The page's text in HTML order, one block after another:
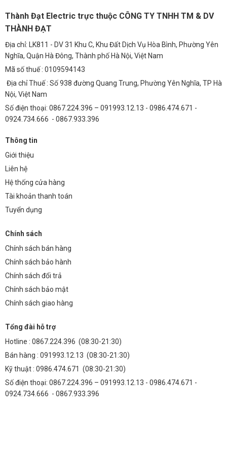
Đèn pha TDLF-MKH150 được chế tạo từ hợp kim nhôm ADC12, đảm
bảo khả năng tản nhiệt tối ưu và độ bền bỉ trong môi trường khắc
sáng trên 130lm/W, giúp tiết kiệm điện năng và tăng cường độ sáng.
Chỉ số hoàn màu (CRI) > 85, tái tạo màu sắc chân thực, giúp người
chơi nhìn rõ mọi chi tiết trên sân. Hệ số công suất (PF) > 0.9, đảm bảo
hiệu suất hoạt động ổn định và giảm thiểu tổn thất điện năng.
7. So Sánh Kinh Tế Sau 5 Năm
So sánh giữa đèn pha LED 150W (TDLF-MKH150) và đèn halogen
Chi phí đầu tư ban đầu:
nhiều.
Tiêu thụ điện năng:
đèn halogen.
thay thế và bảo trì.
Sau 5 năm sử dụng, tổng chi phí (bao gồm chi phí đầu tư, điện năng
và bảo trì) của đèn LED sẽ thấp hơn đáng kể so với đèn halogen,
mang lại lợi ích kinh tế vượt trội.
8. Ứng Dụng Mở Rộng
ứng dụng khác:
Đường liên thôn, đô thị:
Bãi xe: Cung cấp ánh sáng đầy đủ, giúp người dùng dễ dàng tìm vị
trí đỗ xe.
Khu công nghiệp:Chiếu sáng khu vực làm việc, kho bãi, đảm bảo
an toàn và hiệu quả công việc.
Thành Đạt Electric trực thuộc CÔNG TY TNHH TM & DV
THÀNH ĐẠT
Địa chỉ: LK811 - DV 31 Khu C, Khu Đất Dịch Vụ Hòa Bình, Phường Yên
Nghĩa, Quận Hà Đông, Thành phố Hà Nội, Việt Nam
Mã số thuế : 0109594143
Địa chỉ Thuế : Số 938 đường Quang Trung, Phường Yên Nghĩa, TP Hà
Nội, Việt Nam
Số điện thoại: 0867.224.396 – 091993.12.13 - 0986.474.671 -
0924.734.666 - 0867.933.396
Thông tin
Giới thiệu
Liên hệ
Hệ thống cửa hàng
Tài khoản thanh toán
Tuyển dụng
Chính sách
Chính sách bán hàng
Chính sách bảo hành
Chính sách đổi trả
Chính sách bảo mật
Chính sách giao hàng
Tổng đài hỗ trợ
Hotline : 0867.224.396 (08:30-21:30)
Bán hàng : 091993.12.13 (08:30-21:30)
Kỹ thuật : 0986.474.671 (08:30-21:30)
Số điện thoại: 0867.224.396 – 091993.12.13 - 0986.474.671 -
0924.734.666 - 0867.933.396